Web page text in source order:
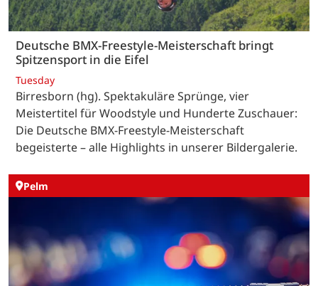
Deutsche BMX-Freestyle-Meisterschaft bringt
Spitzensport in die Eifel
Tuesday
Birresborn (hg). Spektakuläre Sprünge, vier
Meistertitel für Woodstyle und Hunderte Zuschauer:
Die Deutsche BMX-Freestyle-Meisterschaft
begeisterte – alle Highlights in unserer Bildergalerie.
Pelm